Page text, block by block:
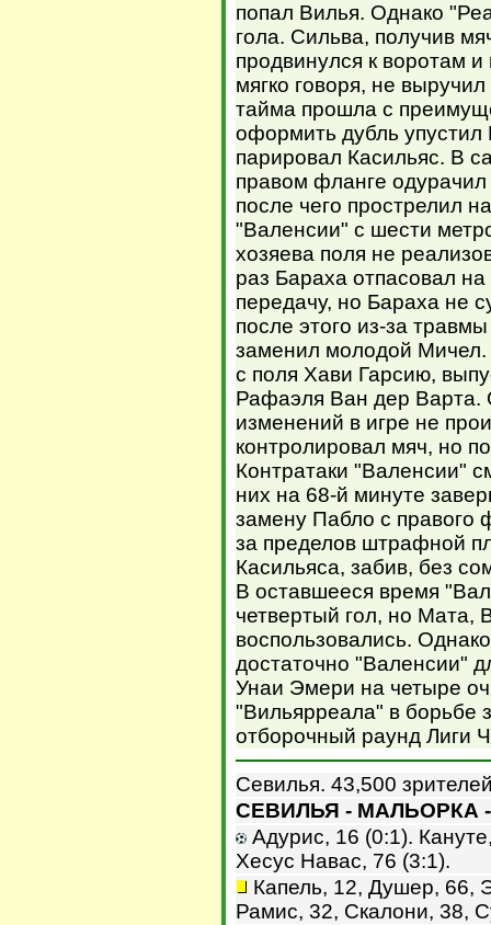
попал Вилья. Однако
гола. Сильва, получив
продвинулся к воротам
мягко говоря, не
тайма прошла с
оформить дубль упустил
парировал Касильяс. В
правом фланге
после чего прострелил
"Валенсии" с шести
хозяева поля не
раз Бараха отпасовал
передачу, но Бараха не
после этого из-за
заменил молодой
с поля Хави Гарсию,
Рафаэля Ван дер Варта.
изменений в игре не
контролировал мяч, но
Контратаки "Валенсии"
них на 68-й минуте
замену Пабло с правого
за пределов штрафной
Касильяса, забив, без
В оставшееся время
четвертый гол, но Мата,
воспользовались.
достаточно "Валенсии"
Унаи Эмери на четыре
"Вильярреала" в борьбе
отборочный раунд Лиги
Севилья. 43,500
СЕВИЛЬЯ - МАЛЬОРКА -
Адурис, 16 (0:1).
Хесус Навас, 76 (3:1).
Капель, 12, Душер, 66,
Рамис, 32, Скалони, 38,